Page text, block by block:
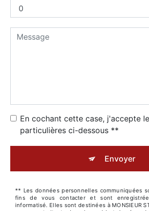
En cochant cette case, j'accepte
particulières ci-dessous **
Envoyer
** Les données personnelles communiquées
fins de vous contacter et sont
informatisé. Elles sont destinées à MONSIEUR